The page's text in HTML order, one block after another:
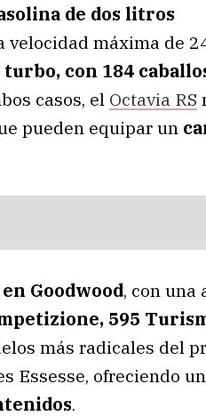
de dos litros
velocidad máxima de
con 184
casos, el Octavia RS
pueden equipar un
Goodwood, con una
595
más radicales del
Essesse, ofreciendo
.